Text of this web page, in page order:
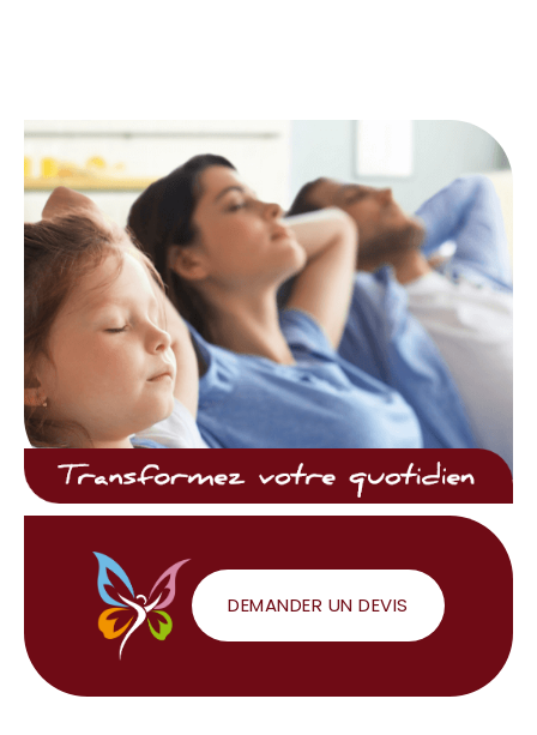
DEMANDER UN DEVIS